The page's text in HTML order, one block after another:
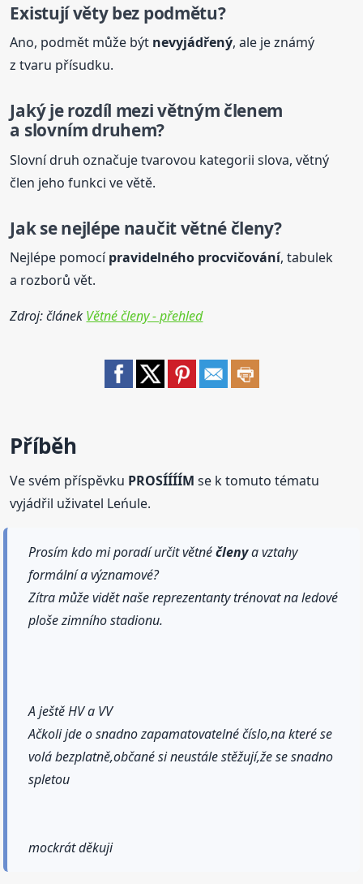
Existují věty bez podmětu?
Ano, podmět může být nevyjádřený, ale je známý
z tvaru přísudku.
Jaký je rozdíl mezi větným členem
a slovním druhem?
Slovní druh označuje tvarovou kategorii slova, větný
člen jeho funkci ve větě.
Jak se nejlépe naučit větné členy?
Nejlépe pomocípravidelného procvičování, tabulek
a rozborů vět.
Zdroj: článek Větné členy - přehled
Příběh
Ve svém příspěvku PROSÍÍÍÍM se k tomuto tématu
vyjádřil uživatel Leńule.
Prosím kdo mi poradí určit větnéčlenya vztahy
formální a významové?
Zítra může vidět naše reprezentanty trénovat na ledové
ploše zimního stadionu.
A ještě HV a VV
Ačkoli jde o snadno zapamatovatelné číslo,na které se
volá bezplatně,občané si neustále stěžují,že se snadno
spletou
mockrát děkuji